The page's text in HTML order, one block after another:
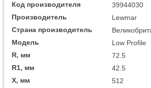
Код производителя
39944030
Производитель
Lewmar
Страна производитель
Модель
Low Profile
R, мм
72.5
R1, мм
42.5
X, мм
512